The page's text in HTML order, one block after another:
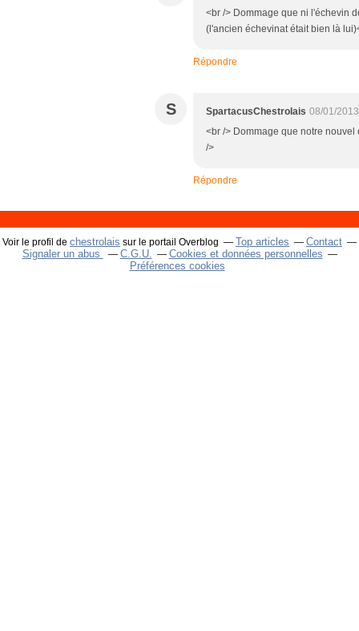
<br /> Dommage que ni l'échevin
(l'ancien échevinat était bien là
Répondre
S SpartacusChestrolais 08/01/
<br /> Dommage que notre
/>
Répondre
Voir le profil de chestrolais sur le portail Overblog Top articles
Contact
Signaler un abus
C.G.U.
Cookies et données personnelles
Préférences cookies